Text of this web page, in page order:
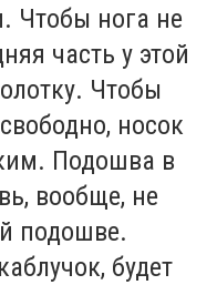
Чтобы нога не
часть у этой
Чтобы
носок
Подошва в
вообще, не
подошве.
будет